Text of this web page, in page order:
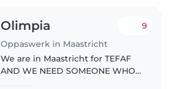
Olimpia
Oppaswerk in Maastricht
9
We are in Maastricht for TEFAF
AND WE NEED SOMEONE WHO